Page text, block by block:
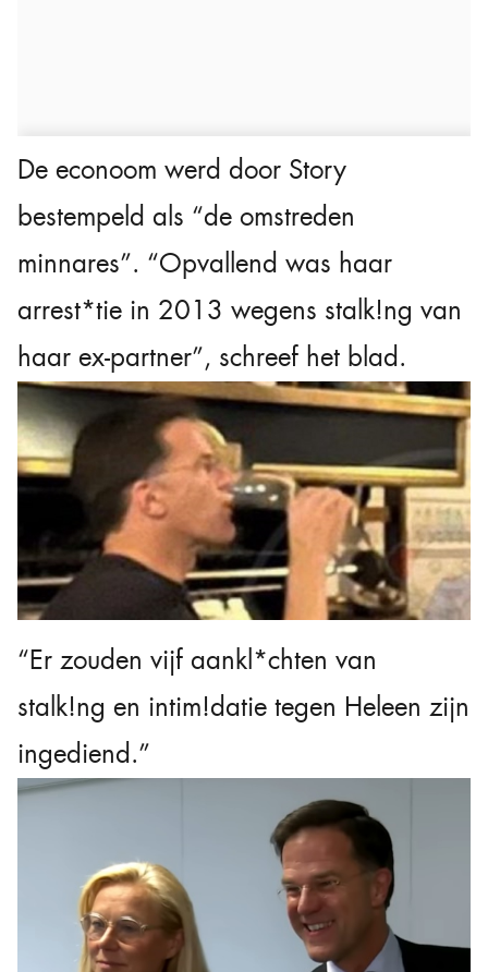
De econoom werd door Story
bestempeld als “de omstreden
minnares”. “Opvallend was haar
arrest*tie in 2013 wegens stalk!ng van
haar ex-partner”, schreef het blad.
“Er zouden vijf aankl*chten van
stalk!ng en intim!datie tegen Heleen zijn
ingediend.”